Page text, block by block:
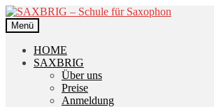
Zur
Navigation
springen
Zum
Inhalt
springen
Menü
HOME
SAXBRIG
Über uns
Preise
Anmeldung